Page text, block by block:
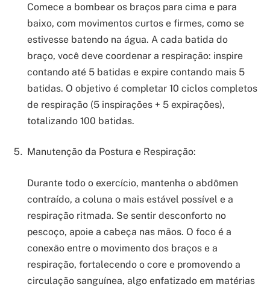
Comece a bombear os braços para cima e para
baixo, com movimentos curtos e firmes, como se
estivesse batendo na água. A cada batida do
braço, você deve coordenar a respiração: inspire
contando até 5 batidas e expire contando mais 5
batidas. O objetivo é completar 10 ciclos completos
de respiração (5 inspirações + 5 expirações),
totalizando 100 batidas.
Manutenção da Postura e Respiração:
Durante todo o exercício, mantenha o abdômen
contraído, a coluna o mais estável possível e a
respiração ritmada. Se sentir desconforto no
pescoço, apoie a cabeça nas mãos. O foco é a
conexão entre o movimento dos braços e a
respiração, fortalecendo o core e promovendo a
circulação sanguínea, algo enfatizado em matérias